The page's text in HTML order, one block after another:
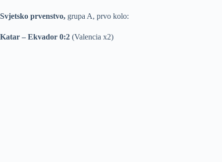
Svjetsko prvenstvo, grupa A, prvo kolo:
Katar – Ekvador 0:2 (Valencia x2)